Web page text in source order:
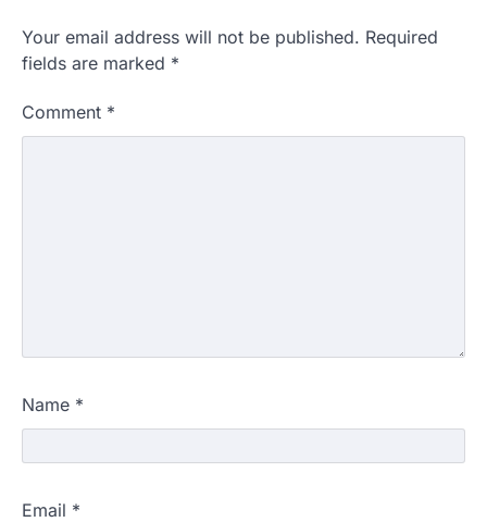
Your email address will not be published. Required
fields are marked *
Comment *
Name *
Email *